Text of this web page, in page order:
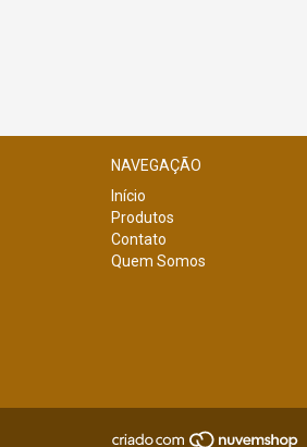
NAVEGAÇÃO
Início
Produtos
Contato
Quem Somos